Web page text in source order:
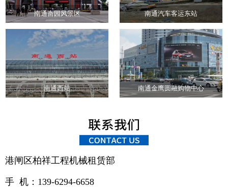
南通啬园风景区 南通汽车客运东站
南通西站 南通金鹰圆融购物中心
港闸区柏祥工程机械租赁部
手 机：139-6294-6658